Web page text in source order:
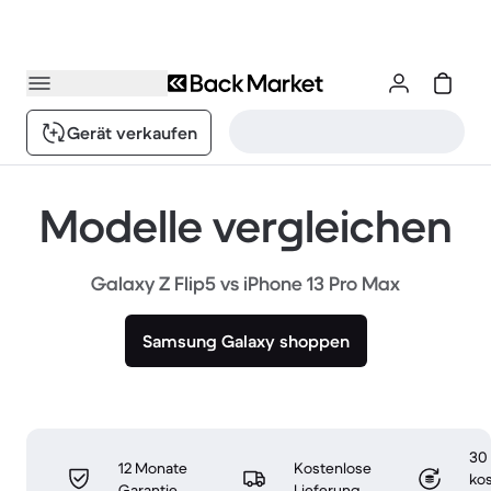
Gerät verkaufen
Modelle vergleichen
Galaxy Z Flip5 vs iPhone 13 Pro Max
Samsung Galaxy shoppen
12 Monate
Kostenlose
30